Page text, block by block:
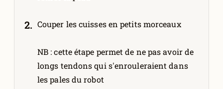
Couper les cuisses en petits morceaux
NB : cette étape permet de ne pas avoir de
longs tendons qui s'enrouleraient dans
les pales du robot